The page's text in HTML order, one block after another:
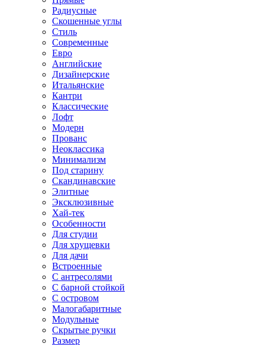
Радиусные
Скошенные углы
Стиль
Современные
Евро
Английские
Дизайнерские
Итальянские
Кантри
Классические
Лофт
Модерн
Прованс
Неоклассика
Минимализм
Под старину
Скандинавские
Элитные
Эксклюзивные
Хай-тек
Особенности
Для студии
Для хрущевки
Для дачи
Встроенные
С антресолями
С барной стойкой
С островом
Малогабаритные
Модульные
Скрытые ручки
Размер